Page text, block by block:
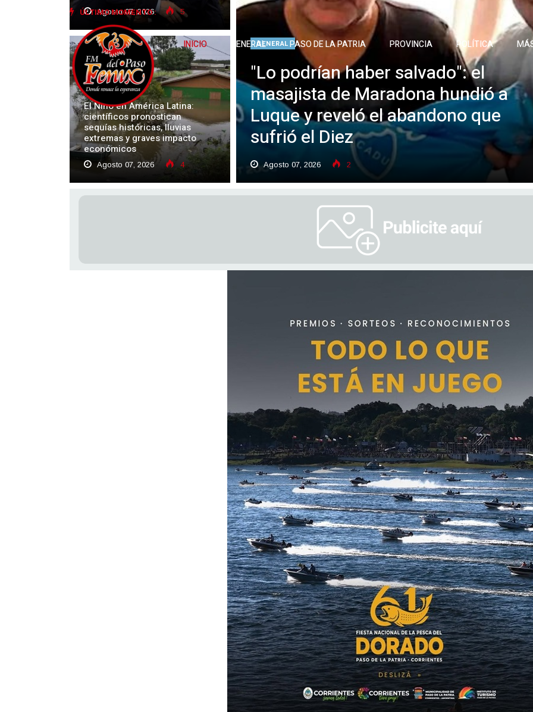
ÚLTIMO MOMENTO :
INICIO GENERAL PASO DE LA PATRIA PROVINCIA POLÍTICA
Agosto 07, 2026 5
GENERAL
El Niño en América Latina:
científicos pronostican
sequías históricas, lluvias
extremas y graves impacto
económicos
Agosto 07, 2026 4
GENERAL
"Lo podrían haber salvado": el
masajista de Maradona hundió a
Luque y reveló el abandono que
sufrió el Diez
Agosto 07, 2026 2